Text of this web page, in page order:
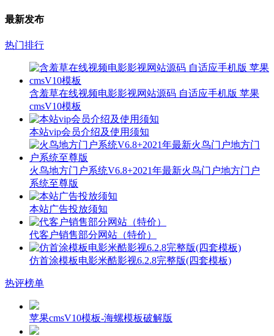
最新发布
热门排行
含羞草在线视频电影影视网站源码 自适应手机版 苹果
cmsV10模板
本站vip会员介绍及使用须知
火鸟地方门户系统V6.8+2021年最新火鸟门户地方门户
系统至尊版
本站广告投放须知
代客户销售部分网站（特价）
仿首涂模板电影米酷影视6.2.8完整版(四套模板)
热评榜单
苹果cmsV10模板-海螺模板破解版